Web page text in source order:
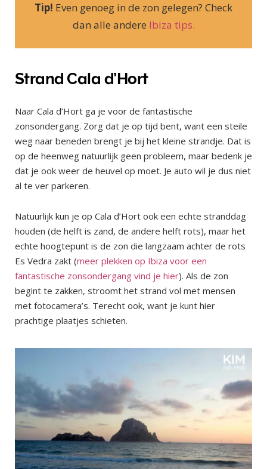
Tip! Even genoeg in de zon gelegen? Check
dan alle andere Ibiza tips.
Strand Cala d’Hort
Naar Cala d’Hort ga je voor de fantastische
zonsondergang. Zorg dat je op tijd bent, want een steile
weg naar beneden brengt je bij het kleine strandje. Dat is
op de heenweg natuurlijk geen probleem, maar bedenk je
dat je ook weer de heuvel op moet. Je auto wil je dus niet
al te ver parkeren.
Natuurlijk kun je op Cala d’Hort ook een echte stranddag
houden (de helft is zand, de andere helft rots), maar het
echte hoogtepunt is de zon die langzaam achter de rots
Es Vedra zakt (meer plekken op Ibiza voor een
fantastische zonsondergang vind je hier). Als de zon
begint te zakken, stroomt het strand vol met mensen
met fotocamera’s. Terecht ook, want je kunt hier
prachtige plaatjes schieten.